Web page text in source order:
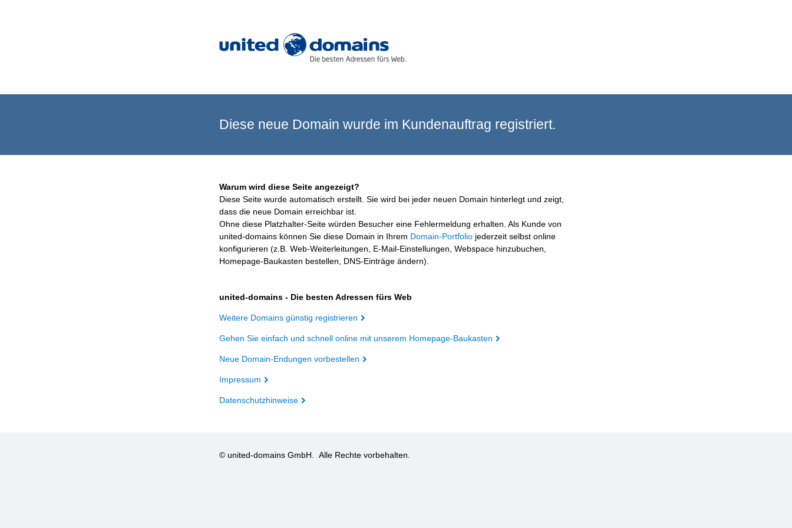
Diese neue Domain wurde im Kundenauftrag registriert.
Warum wird diese Seite angezeigt?
Diese Seite wurde automatisch erstellt. Sie wird bei jeder neuen Domain hinterlegt und zeigt,
dass die neue Domain erreichbar ist.
Ohne diese Platzhalter-Seite würden Besucher eine Fehlermeldung erhalten. Als Kunde von
united-domains können Sie diese Domain in Ihrem Domain-Portfolio jederzeit selbst online
konfigurieren (z.B. Web-Weiterleitungen, E-Mail-Einstellungen, Webspace hinzubuchen,
Homepage-Baukasten bestellen, DNS-Einträge ändern).
united-domains - Die besten Adressen fürs Web
Weitere Domains günstig registrieren
Gehen Sie einfach und schnell online mit unserem Homepage-Baukasten
Neue Domain-Endungen vorbestellen
Impressum
Datenschutzhinweise
© united-domains GmbH. Alle Rechte vorbehalten.